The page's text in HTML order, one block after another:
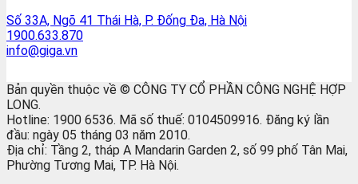
Số 33A, Ngõ 41 Thái Hà, P. Đống Đa, Hà Nội
1900.633.870
info@giga.vn
Bản quyền thuộc về © CÔNG TY CỔ PHẦN CÔNG NGHỆ HỢP
LONG.
Hotline: 1900 6536. Mã số thuế: 0104509916. Đăng ký lần
đầu: ngày 05 tháng 03 năm 2010.
Địa chỉ: Tầng 2, tháp A Mandarin Garden 2, số 99 phố Tân Mai,
Phường Tương Mai, TP. Hà Nội.